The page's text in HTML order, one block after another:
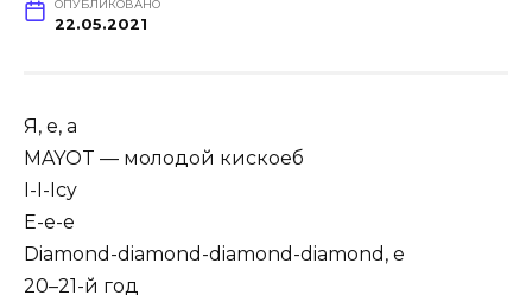
ОПУБЛИКОВАНО
22.05.2021
Я, е, а
MAYOT — молодой кискоеб
I-I-Icy
Е-е-е
Diamond-diamond-diamond-diamond, е
20–21-й год